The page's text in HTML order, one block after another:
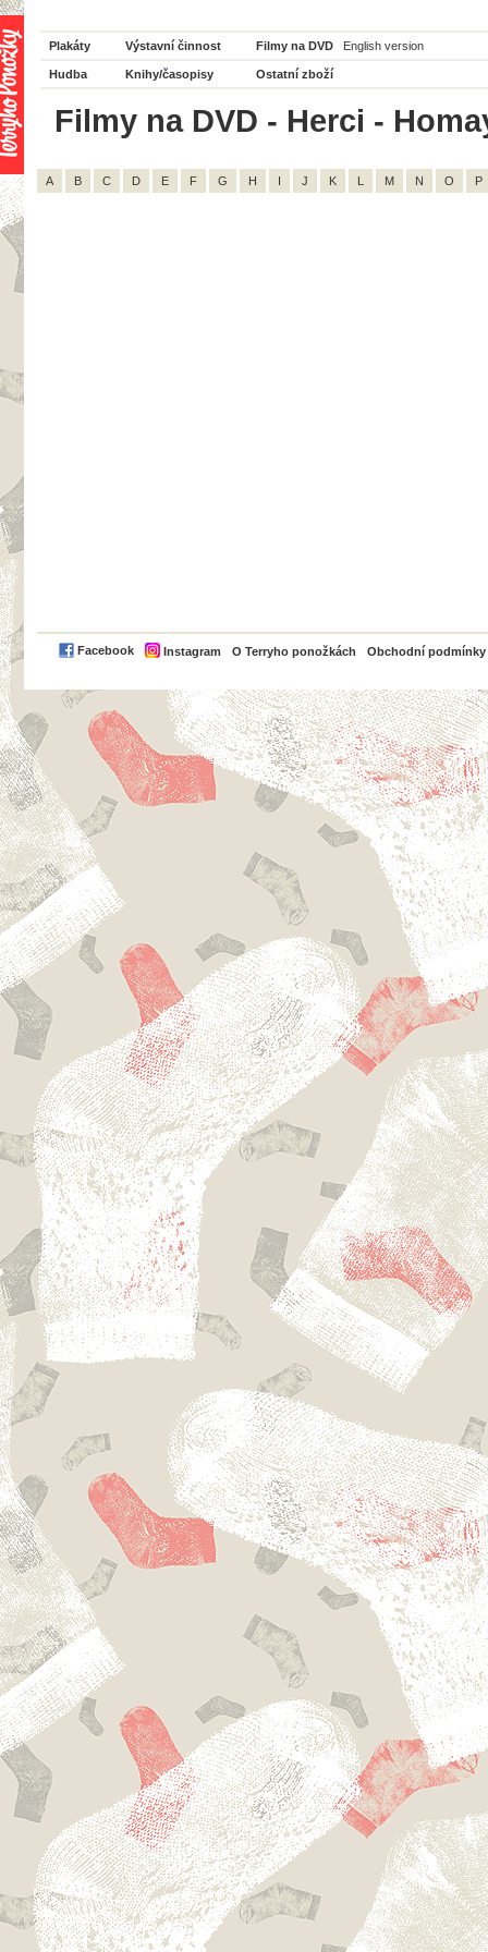
Plakáty Výstavní činnost Filmy na DVD English version
Hudba Knihy/časopisy Ostatní zboží
Filmy na DVD - Herci -
A B C D E F G H I J K L M N O P
Facebook Instagram O Terryho ponožkách Obchodní podmínky
PayPal